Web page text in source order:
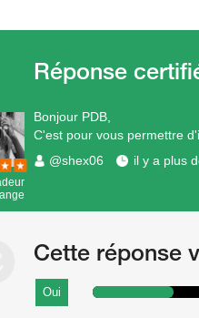
Bonjour PDB,
C'est pour vous permettre
@shex06
il y a plus
Cette réponse
Oui